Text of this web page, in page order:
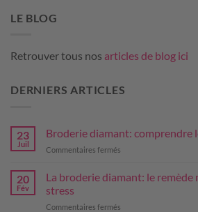
LE BLOG
Retrouver tous nos articles de blog ici
DERNIERS ARTICLES
23
Juil
Broderie diamant: comprendre
Commentaires fermés
diamant:
comprendre
20
Fév
La broderie diamant: le remède
stress
Commentaires fermés